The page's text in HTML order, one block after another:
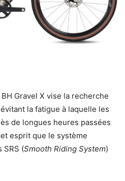
Gravel X vise la recherche
la fatigue à laquelle les
de longues heures passées
esprit que le système
SRS (Smooth Riding System)